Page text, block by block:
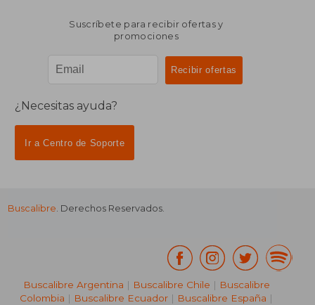
Suscríbete para recibir ofertas y
promociones
¿Necesitas ayuda?
Ir a Centro de Soporte
Buscalibre. Derechos Reservados.
Buscalibre Argentina | Buscalibre Chile | Buscalibre
Colombia | Buscalibre Ecuador | Buscalibre España |